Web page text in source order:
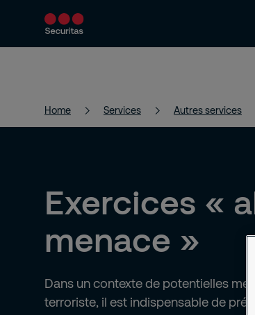
Services Solutions
Home Services Autres services
Exercices «
menace »
Dans un contexte de potentielles
terroriste, il est indispensable de